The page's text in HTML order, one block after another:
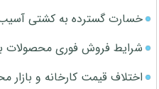
خسارت گسترده به کشتی
شرایط فروش فوری محصولات بهمن
اختلاف قیمت کارخانه و بازار